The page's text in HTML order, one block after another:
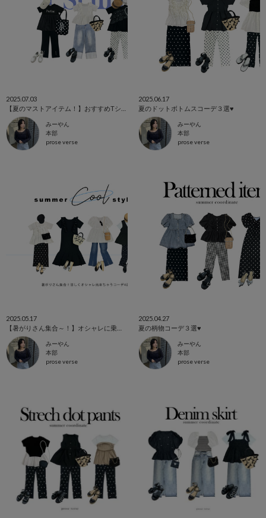
2025.07.03
みーやん
本部
prose verse
2025.06.17
夏のドットボトムスコーデ３選♥
みーやん
本部
prose verse
2025.05.17
みーやん
本部
prose verse
2025.04.27
夏の柄物コーデ３選♥
みーやん
本部
prose verse